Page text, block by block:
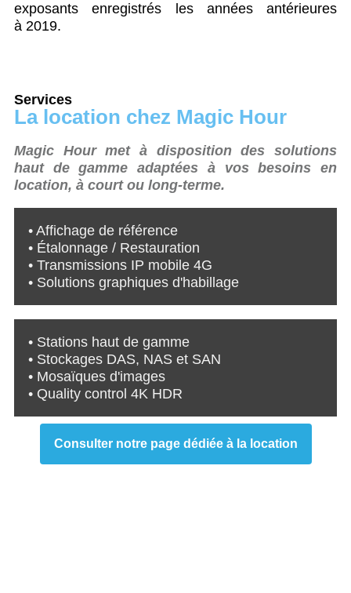
exposants enregistrés les années antérieures
à 2019.
Services
La location chez Magic Hour
Magic Hour met à disposition des solutions
haut de gamme adaptées à vos besoins en
location, à court ou long-terme.
• Affichage de référence
• Étalonnage / Restauration
• Transmissions IP mobile 4G
• Solutions graphiques d'habillage
• Stations haut de gamme
• Stockages DAS, NAS et SAN
• Mosaïques d'images
• Quality control 4K HDR
Consulter notre page dédiée à la location